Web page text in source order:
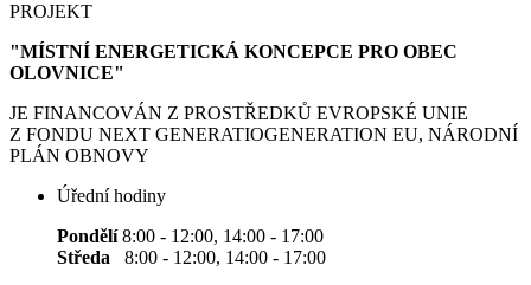
PROJEKT
"MÍSTNÍ ENERGETICKÁ KONCEPCE PRO OBEC
OLOVNICE"
JE FINANCOVÁN Z PROSTŘEDKŮ EVROPSKÉ UNIE
Z FONDU NEXT GENERATIOGENERATION EU, NÁRODNÍ
PLÁN OBNOVY
Úřední hodiny
Pondělí8:00 - 12:00, 14:00 - 17:00
Středa 8:00 - 12:00, 14:00 - 17:00